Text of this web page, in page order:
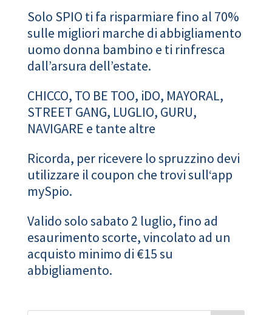
Solo SPIO ti fa risparmiare fino al 70%
sulle migliori marche di abbigliamento
uomo donna bambino e ti rinfresca
dall’arsura dell’estate.
CHICCO, TO BE TOO, iDO, MAYORAL,
STREET GANG, LUGLIO, GURU,
NAVIGARE e tante altre
Ricorda, per ricevere lo spruzzino devi
utilizzare il coupon che trovi sull‘app
mySpio.
Valido solo sabato 2 luglio, fino ad
esaurimento scorte, vincolato ad un
acquisto minimo di €15 su
abbigliamento.